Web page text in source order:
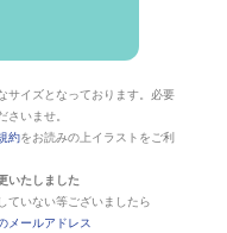
サイズとなっております。必要
さいませ。
約をお読みの上イラストをご利
いたしました
ていない等ございましたら
メールアドレス